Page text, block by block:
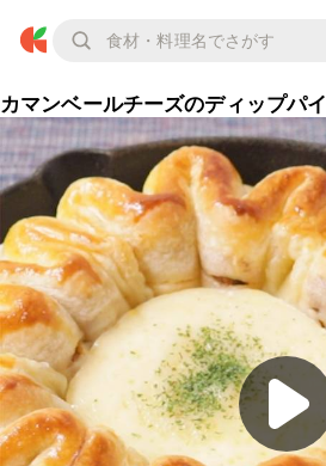
カマンベールチーズのディップパイ